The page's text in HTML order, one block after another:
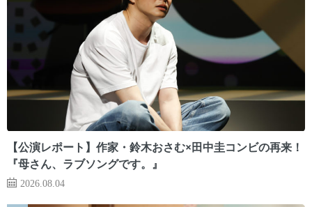
【公演レポート】作家・鈴木おさむ×田中圭コンビの再来！
『母さん、ラブソングです。』
2026.08.04